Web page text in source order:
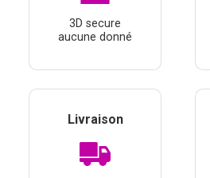
3D secure
aucune donné
Livraison